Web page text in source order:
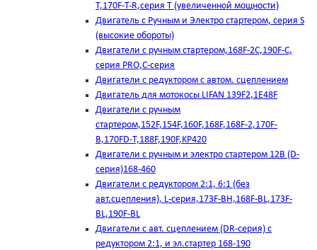
T,170F-T-R,серия Т (увеличенной мощности)
Двигатель с Ручным и Электро стартером, серия S
(высокие обороты)
Двигатели с ручным стартером,168F-2C,190F-C,
серия PRO,C-серия
Двигатели с редуктором с автом. сцеплением
Двигатель для мотокосы LIFAN 139F2,1E48F
Двигатели с ручным
стартером,152F,154F,160F,168F,168F-2,170F-
B,170FD-T,188F,190F,KP420
Двигатели с ручным и электро стартером 12В (D-
серия)168-460
Двигатели с редуктором 2:1, 6:1 (без
авт.сцепления), L-серия,173F-BH,168F-BL,173F-
BL,190F-BL
Двигатели с авт. сцеплением (DR-серия) с
редуктором 2:1, и эл.стартер 168-190